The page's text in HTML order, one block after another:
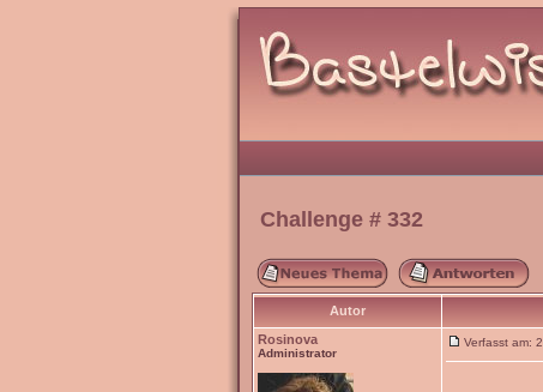
Challenge # 332
Autor
Rosinova
Administrator
Verfasst am: